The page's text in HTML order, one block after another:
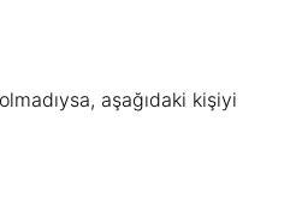
aşağıdaki kişiyi